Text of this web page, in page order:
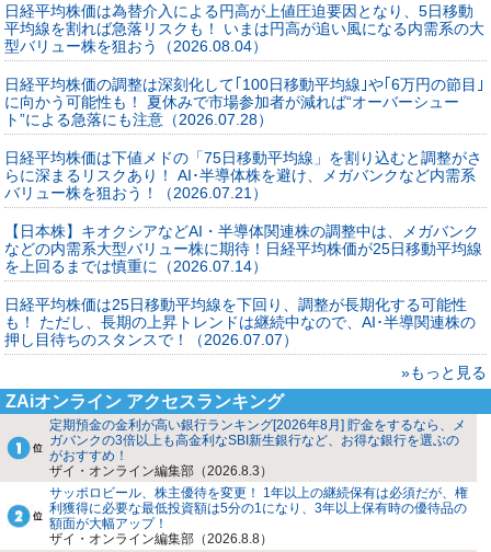
日経平均株価は為替介入による円高が上値圧迫要因となり、5日移動
平均線を割れば急落リスクも！ いまは円高が追い風になる内需系の大
型バリュー株を狙おう（2026.08.04）
日経平均株価の調整は深刻化して｢100日移動平均線｣や｢6万円の節目｣
に向かう可能性も！ 夏休みで市場参加者が減れば“オーバーシュー
ト”による急落にも注意（2026.07.28）
日経平均株価は下値メドの「75日移動平均線」を割り込むと調整がさ
らに深まるリスクあり！ AI･半導体株を避け、メガバンクなど内需系
バリュー株を狙おう！（2026.07.21）
【日本株】キオクシアなどAI・半導体関連株の調整中は、メガバンク
などの内需系大型バリュー株に期待！日経平均株価が25日移動平均線
を上回るまでは慎重に（2026.07.14）
日経平均株価は25日移動平均線を下回り、調整が長期化する可能性
も！ ただし、長期の上昇トレンドは継続中なので、AI･半導関連株の
押し目待ちのスタンスで！（2026.07.07）
»もっと見る
ZAiオンライン アクセスランキング
定期預金の金利が高い銀行ランキング[2026年8月] 貯金をするなら、メ
ガバンクの3倍以上も高金利なSBI新生銀行など、お得な銀行を選ぶの
がおすすめ！
ザイ・オンライン編集部（2026.8.3）
サッポロビール、株主優待を変更！ 1年以上の継続保有は必須だが、権
利獲得に必要な最低投資額は5分の1になり、3年以上保有時の優待品の
額面が大幅アップ！
ザイ・オンライン編集部（2026.8.8）